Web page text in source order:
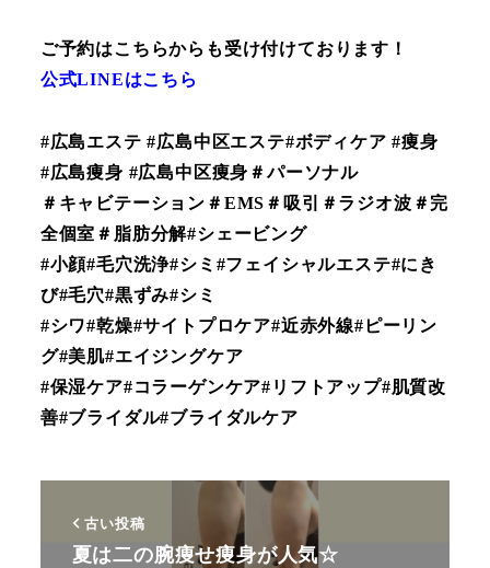
ご予約はこちらからも受け付けております！
公式LINEはこちら
#広島エステ #広島中区エステ#ボディケア #痩身
#広島痩身 #広島中区痩身＃パーソナル
＃キャビテーション＃EMS＃吸引＃ラジオ波＃完
全個室＃脂肪分解#シェービング
#小顔#毛穴洗浄#シミ#フェイシャルエステ#にき
び#毛穴#黒ずみ#シミ
#シワ#乾燥#サイトプロケア#近赤外線#ピーリン
グ#美肌#エイジングケア
#保湿ケア#コラーゲンケア#リフトアップ#肌質改
善#ブライダル#ブライダルケア
古い投稿
夏は二の腕痩せ痩身が人気☆